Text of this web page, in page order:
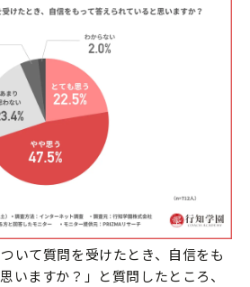
いて質問を受けたとき、自信をも
いますか？」と質問したところ、